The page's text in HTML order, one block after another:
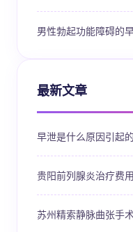
男性勃起功能障碍的
最新文章
早泄是什么原因引起
贵阳前列腺炎治疗费
苏州精索静脉曲张手